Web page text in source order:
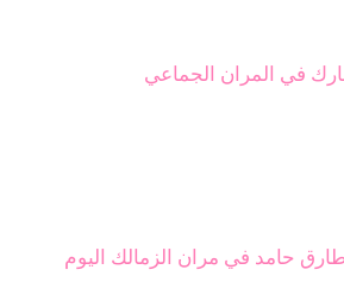
في المران الجماعي
حامد في مران الزمالك اليوم